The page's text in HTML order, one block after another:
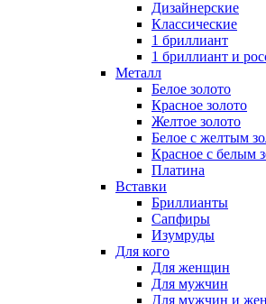
Дизайнерские
Классические
1 бриллиант
1 бриллиант и
Металл
Белое золото
Красное золото
Желтое золото
Белое с желтым
Красное с белым
Платина
Вставки
Бриллианты
Сапфиры
Изумруды
Для кого
Для женщин
Для мужчин
Для мужчин и